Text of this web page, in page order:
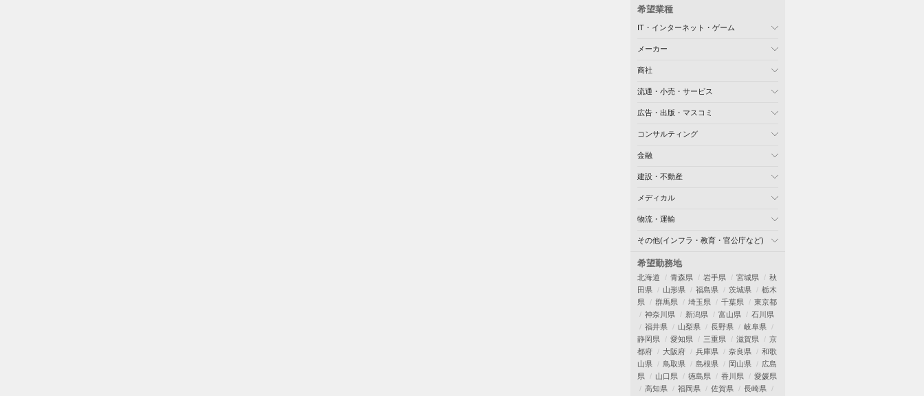
希望業種
IT・インターネット・ゲーム
メーカー
商社
流通・小売・サービス
広告・出版・マスコミ
コンサルティング
金融
建設・不動産
メディカル
物流・運輸
その他(インフラ・教育・官公庁など)
希望勤務地
北海道 青森県 岩手県 宮城県
秋
田県
山形県 福島県 茨城県
栃木
県
群馬県 埼玉県 千葉県
東京都
神奈川県
新潟県 富山県
石川県
福井県
山梨県 長野県
岐阜県
静岡県
愛知県 三重県 滋賀県
京
都府
大阪府 兵庫県 奈良県
和歌
山県
鳥取県 島根県 岡山県
広島
県
山口県 徳島県 香川県
愛媛県
高知県
福岡県 佐賀県
長崎県